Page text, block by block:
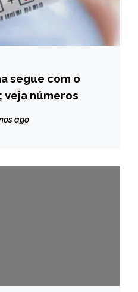
segue com o
veja números
ago